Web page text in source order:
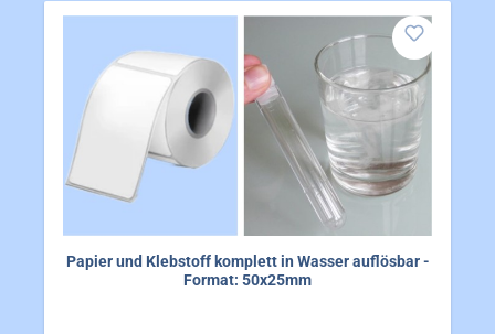
Papier und Klebstoff komplett in Wasser auflösbar -
Format: 50x25mm